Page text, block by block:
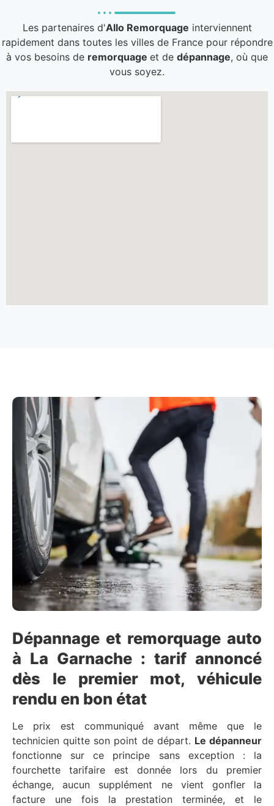
Les partenaires d'Allo Remorquage interviennent
rapidement dans toutes les villes de France pour répondre
à vos besoins de remorquage et de dépannage, où que
vous soyez.
Dépannage et remorquage auto
à La Garnache : tarif annoncé
dès le premier mot, véhicule
rendu en bon état
Le prix est communiqué avant même que le
technicien quitte son point de départ. Le dépanneur
fonctionne sur ce principe sans exception : la
fourchette tarifaire est donnée lors du premier
échange, aucun supplément ne vient gonfler la
facture une fois la prestation terminée, et le